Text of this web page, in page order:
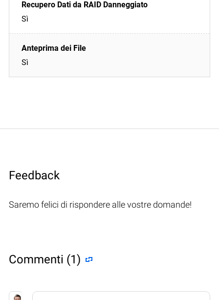
Sì
Sì
Feedback
Saremo felici di rispondere alle vostre domande!
Commenti (1)